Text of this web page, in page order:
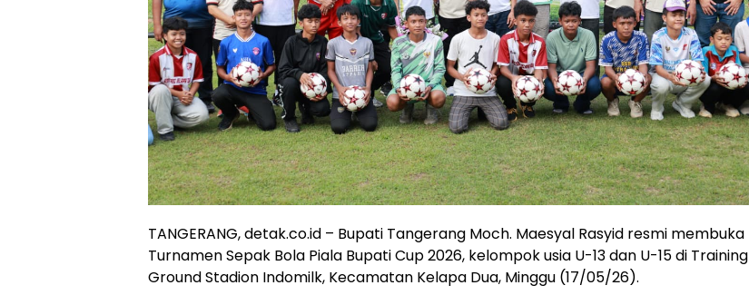
TANGERANG, detak.co.id – Bupati Tangerang Moch. Maesyal Rasyid resmi membuka
Turnamen Sepak Bola Piala Bupati Cup 2026, kelompok usia U-13 dan U-15 di Training
Ground Stadion Indomilk, Kecamatan Kelapa Dua, Minggu (17/05/26).